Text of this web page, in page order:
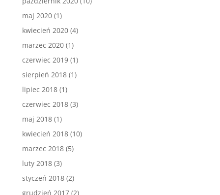
maj 2020(1)
kwiecień 2020(4)
marzec 2020(1)
czerwiec 2019(1)
sierpień 2018(1)
lipiec 2018(1)
czerwiec 2018(3)
maj 2018(1)
kwiecień 2018(10)
marzec 2018(5)
luty 2018(3)
styczeń 2018(2)
grudzień 2017(2)